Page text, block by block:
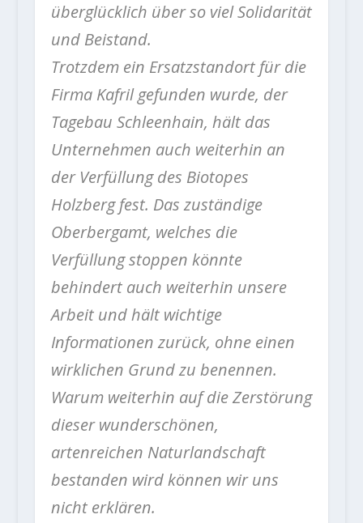
überglücklich über so viel Solidarität
und Beistand.
Trotzdem ein Ersatzstandort für die
Firma Kafril gefunden wurde, der
Tagebau Schleenhain, hält das
Unternehmen auch weiterhin an
der Verfüllung des Biotopes
Holzberg fest. Das zuständige
Oberbergamt, welches die
Verfüllung stoppen könnte
behindert auch weiterhin unsere
Arbeit und hält wichtige
Informationen zurück, ohne einen
wirklichen Grund zu benennen.
Warum weiterhin auf die Zerstörung
dieser wunderschönen,
artenreichen Naturlandschaft
bestanden wird können wir uns
nicht erklären.